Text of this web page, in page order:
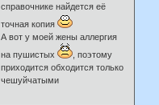
справочнике найдется её
точная копия
А вот у моей жены аллергия
на пушистых
, поэтому
приходится обходится только
чешуйчатыми